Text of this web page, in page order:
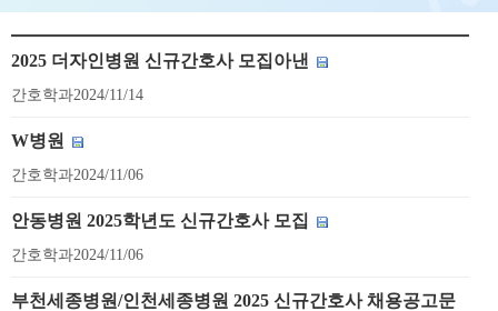
2025 더자인병원 신규간호사 모집아낸
간호학과2024/11/14
W병원
간호학과2024/11/06
안동병원 2025학년도 신규간호사 모집
간호학과2024/11/06
부천세종병원/인천세종병원 2025 신규간호사 채용공고문